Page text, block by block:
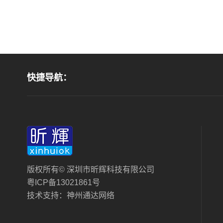
快捷导航：
版权所有© 深圳市昕辉科技有限公司
粤ICP备13021861号
技术支持： 神州通达网络